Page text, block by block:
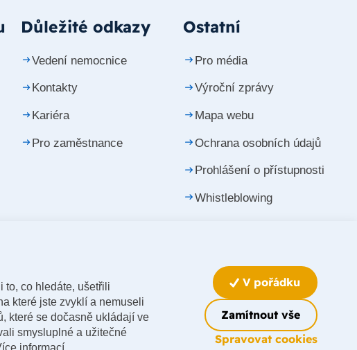
Důležité odkazy
Vedení nemocnice
Kontakty
Kariéra
Pro zaměstnance
Ostatní
Pro média
Výroční zprávy
Mapa webu
Ochrana osobních údajů
Prohlášení o přístupnosti
Whistleblowing
Made by
to, co hledáte, ušetřili
které jste zvyklí a nemuseli
které se dočasně ukládají ve
smysluplné a užitečné
informací
Spravovat cookies
Zamítnout vše
V pořádku